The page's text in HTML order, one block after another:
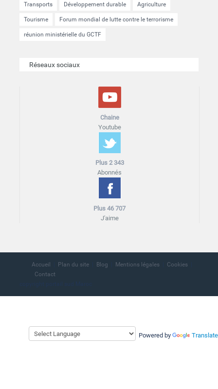
Powered by Translate
Transports Développement durable Agriculture
Tourisme Forum mondial de lutte contre le terrorisme
réunion ministérielle du GCTF
Réseaux sociaux
Chaine
Youtube
Plus 2 343
Abonnés
Plus 46 707
J'aime
Accueil Plan du site Blog Mentions légales
Cookies
Contact